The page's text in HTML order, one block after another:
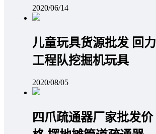
2020/06/14
儿童玩具货源批发 回力
工程队挖掘机玩具
2020/08/05
四爪疏通器厂家批发价